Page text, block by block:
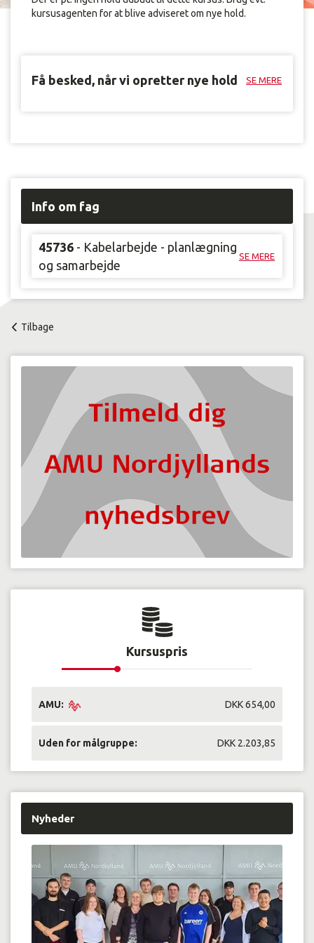
kursusagenten for at blive adviseret om nye hold.
Få besked, når vi opretter nye hold SE MERE
Info om fag
45736 - Kabelarbejde - planlægning
og samarbejde
SE MERE
Tilbage
Kursuspris
AMU: DKK 654,00
Uden for målgruppe: DKK 2.203,85
Nyheder